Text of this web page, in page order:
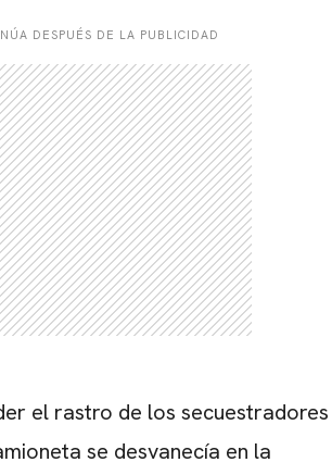
DESPUÉS DE LA PUBLICIDAD
el rastro de los secuestradores
se desvanecía en la